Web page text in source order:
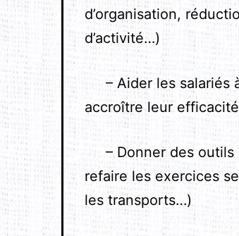
d’organisation,
d’activité…)
– Aider les salariés
accroître leur
– Donner des outils
refaire les exercices
les transports…)